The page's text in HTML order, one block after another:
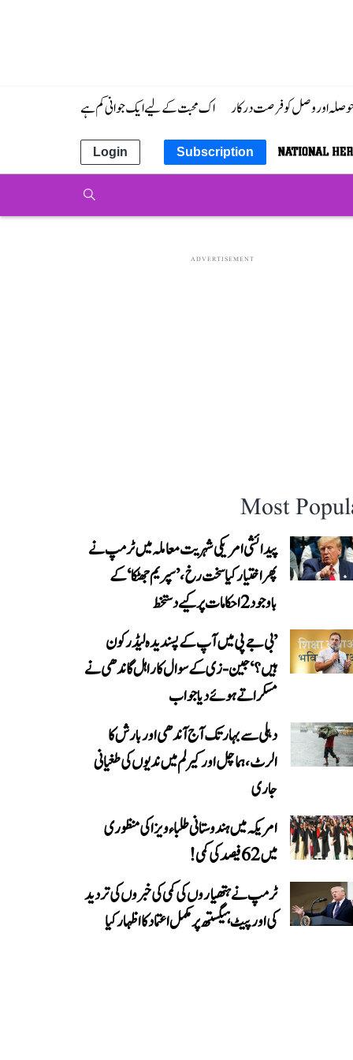
حوصلہ اور وصل کو فرصت درکار اک محبت کے لیے ایک جوانی کم ہے
Subscription
Login
ADVERTISEMENT
Most
پیدائشی امریکی شہریت معاملہ میں ٹرمپ نے
پھر اختیار کیا سخت رخ، ’سپریم جھٹکا‘ کے
باوجود 2 احکامات پر کیے دستخط
’بی جے پی میں آپ کے پسندیدہ لیڈر کون
ہیں؟‘ جین-زی کے سوال کا راہل گاندھی نے
مسکراتے ہوئے دیا جواب
دہلی سے بہار تک آج آندھی اور بارش کا
الرٹ، ہماچل اور کیرلم میں ندیوں کی طغیانی
جاری
امریکہ میں ہندوستانی طلباء ویزا کی منظوری
میں 62 فیصد کی کمی!
ٹرمپ نے ہتھیاروں کی کمی کی خبروں کی تردید
کی اور پیٹ ہیگستھ پر مکمل اعتماد کا اظہار کیا